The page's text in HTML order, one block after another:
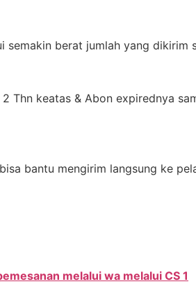
berat jumlah yang dikirim
Thn keatas & Abon expirednya
bantu mengirim langsung ke
melalui wa melalui CS 1